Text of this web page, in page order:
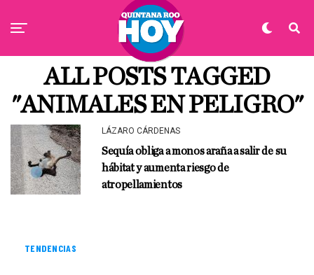
ALL POSTS TAGGED
"ANIMALES EN PELIGRO"
LÁZARO CÁRDENAS
Sequía obliga a monos araña a salir de su
hábitat y aumenta riesgo de
atropellamientos
TENDENCIAS